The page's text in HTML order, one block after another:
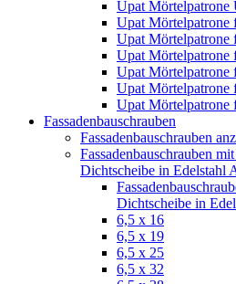
Upat Mörtelpatrone
Upat Mörtelpatrone
Upat Mörtelpatrone
Upat Mörtelpatrone
Upat Mörtelpatrone
Upat Mörtelpatrone
Upat Mörtelpatrone
Fassadenbauschrauben
Fassadenbauschrauben
Fassadenbauschrauben
Dichtscheibe in Edelstahl
Dichtscheibe in
6,5 x 16
6,5 x 19
6,5 x 25
6,5 x 32